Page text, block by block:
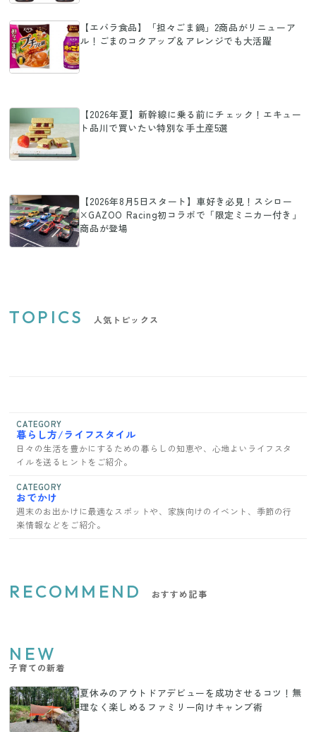
【エバラ食品】「担々ごま鍋」2商品がリニューア
ル！ごまのコクアップ＆アレンジでも大活躍
【2026年夏】新幹線に乗る前にチェック！エキュー
ト品川で買いたい特別な手土産5選
【2026年8月5日スタート】車好き必見！スシロー
×GAZOO Racing初コラボで「限定ミニカー付き」
商品が登場
TOPICS 人気トピックス
CATEGORY
暮らし方/ライフスタイル
日々の生活を豊かにするための暮らしの知恵や、心地よいライフスタ
イルを送るヒントをご紹介。
CATEGORY
おでかけ
週末のお出かけに最適なスポットや、家族向けのイベント、季節の行
楽情報などをご紹介。
RECOMMEND おすすめ記事
NEW
子育ての新着
夏休みのアウトドアデビューを成功させるコツ！無
理なく楽しめるファミリー向けキャンプ術